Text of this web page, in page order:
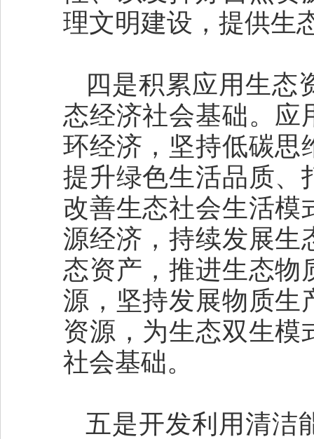
理文明建设，提供生
四是积累应用生态
态经济社会基础。应
环经济，坚持低碳思
提升绿色生活品质、
改善生态社会生活模
源经济，持续发展生
态资产，推进生态物
源，坚持发展物质生
资源，为生态双生模
社会基础。
五是开发利用清洁